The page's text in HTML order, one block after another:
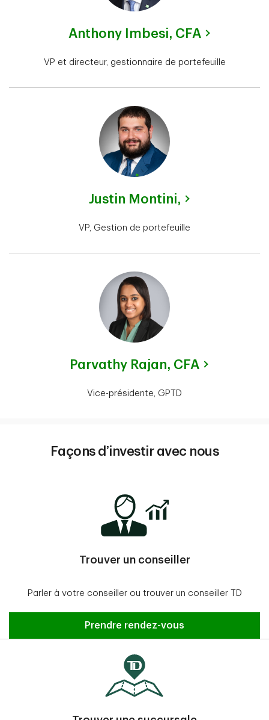
Anthony Imbesi, CFA
VP et directeur, gestionnaire de portefeuille
Justin Montini,
VP, Gestion de portefeuille
Parvathy Rajan, CFA
Vice-présidente, GPTD
Façons d’investir avec nous
Trouver un conseiller
Parler à votre conseiller ou trouver un conseiller TD
Prendre rendez-vous